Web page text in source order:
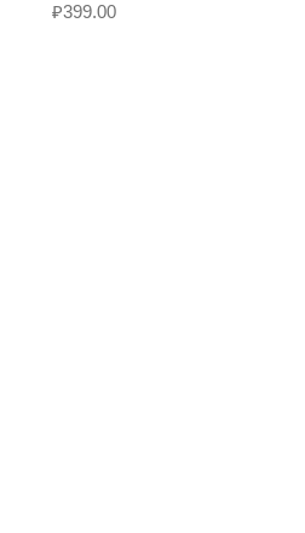
₽399.00